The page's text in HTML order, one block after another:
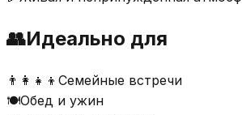
👥Идеально для
👨‍👩‍👧‍👦 Семейные встречи
🍽️Обед и ужин